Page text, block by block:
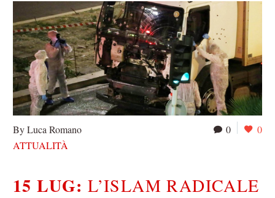
0 0
By Luca Romano
ATTUALITÀ
15 LUG:L’ISLAM RADICALE